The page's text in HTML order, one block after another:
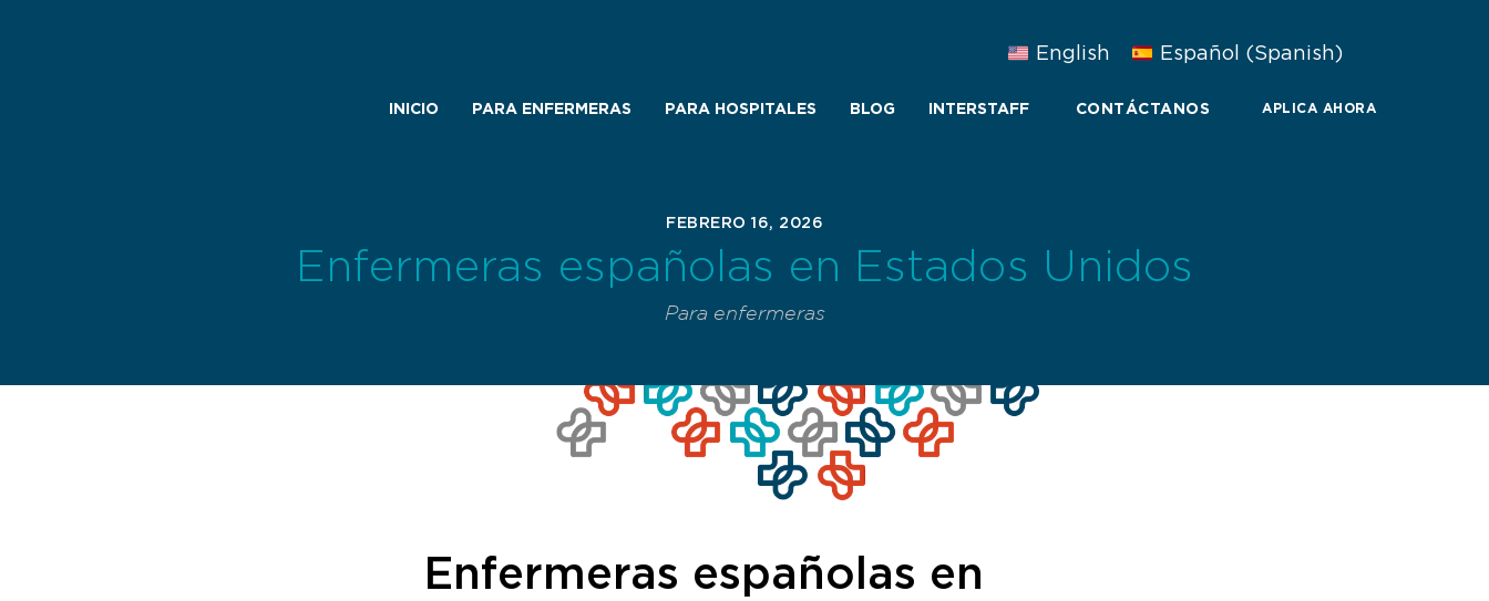
English Español (Spanish)
INICIO PARA ENFERMERAS PARA HOSPITALES BLOG INTERSTAFF CONTÁCTANOS APLICA AHORA
FEBRERO 16, 2026
Enfermeras españolas en Estados Unidos
Para enfermeras
Enfermeras españolas en